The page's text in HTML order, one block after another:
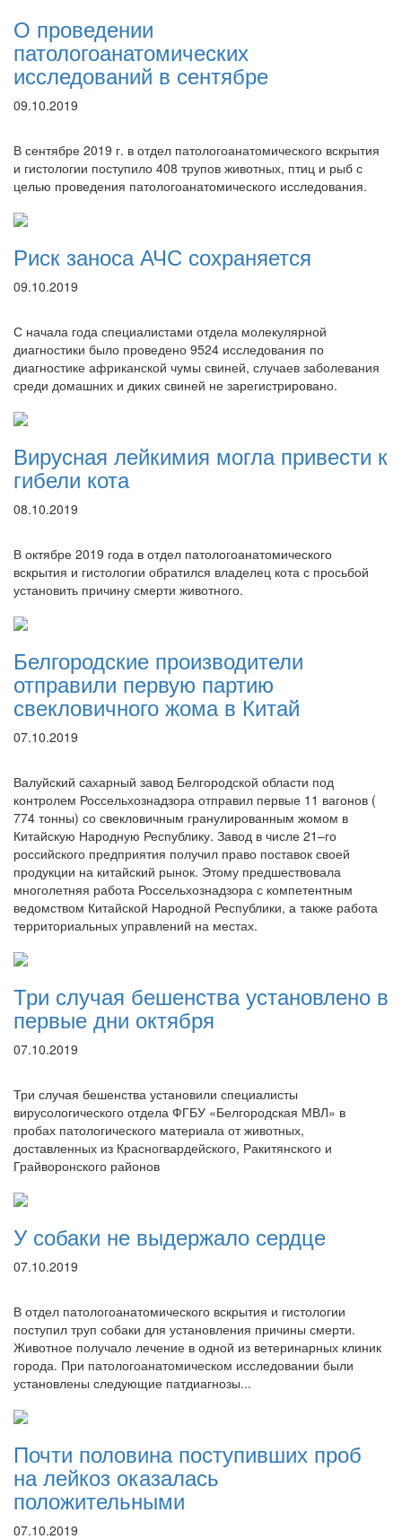
О проведении
патологоанатомических
исследований в сентябре
09.10.2019
В сентябре 2019 г. в отдел патологоанатомического вскрытия
и гистологии поступило 408 трупов животных, птиц и рыб с
целью проведения патологоанатомического исследования.
Риск заноса АЧС сохраняется
09.10.2019
С начала года специалистами отдела молекулярной
диагностики было проведено 9524 исследования по
диагностике африканской чумы свиней, случаев заболевания
среди домашних и диких свиней не зарегистрировано.
Вирусная лейкимия могла привести к
гибели кота
08.10.2019
В октябре 2019 года в отдел патологоанатомического
вскрытия и гистологии обратился владелец кота с просьбой
установить причину смерти животного.
Белгородские производители
отправили первую партию
свекловичного жома в Китай
07.10.2019
Валуйский сахарный завод Белгородской области под
контролем Россельхознадзора отправил первые 11 вагонов (
774 тонны) со свекловичным гранулированным жомом в
Китайскую Народную Республику. Завод в числе 21–го
российского предприятия получил право поставок своей
продукции на китайский рынок. Этому предшествовала
многолетняя работа Россельхознадзора с компетентным
ведомством Китайской Народной Республики, а также работа
территориальных управлений на местах.
Три случая бешенства установлено в
первые дни октября
07.10.2019
Три случая бешенства установили специалисты
вирусологического отдела ФГБУ «Белгородская МВЛ» в
пробах патологического материала от животных,
доставленных из Красногвардейского, Ракитянского и
Грайворонского районов
У собаки не выдержало сердце
07.10.2019
В отдел патологоанатомического вскрытия и гистологии
поступил труп собаки для установления причины смерти.
Животное получало лечение в одной из ветеринарных клиник
города. При патологоанатомическом исследовании были
установлены следующие патдиагнозы...
Почти половина поступивших проб
на лейкоз оказалась
положительными
07.10.2019